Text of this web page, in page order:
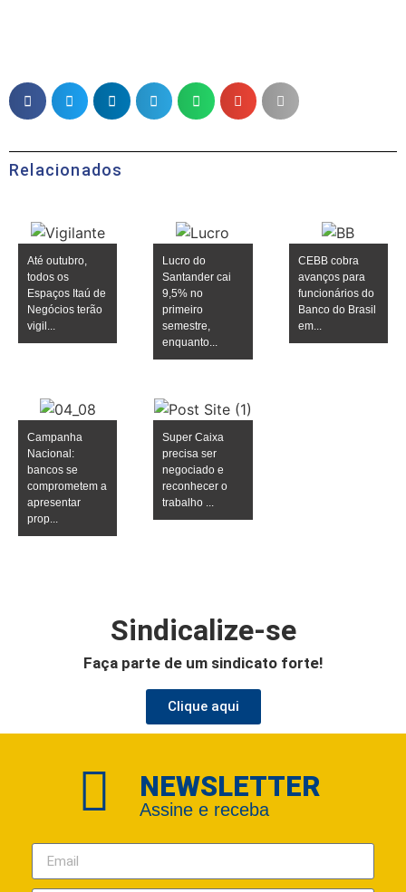
Relacionados
Até outubro,
todos os
Espaços Itaú de
Negócios terão
vigil...
Lucro do
Santander cai
9,5% no
primeiro
semestre,
enquanto...
CEBB cobra
avanços para
funcionários do
Banco do Brasil
em...
Campanha
Nacional:
bancos se
comprometem a
apresentar
prop...
Super Caixa
precisa ser
negociado e
reconhecer o
trabalho ...
Sindicalize-se
Faça parte de um sindicato forte!
Clique aqui
NEWSLETTER
Assine e receba